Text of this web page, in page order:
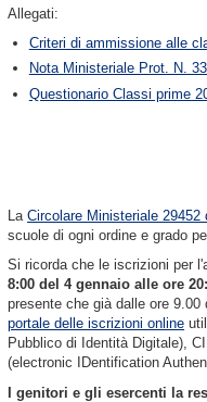
Allegati:
Criteri di ammissione alle
Nota Ministeriale Prot. N.
Questionario Classi prime
LaCircolare Ministeriale 29452
scuole di ogni ordine e grado
Si ricorda che le iscrizioni per
8:00 del 4 gennaio alle ore
presente che già dalle ore
portale delle iscrizioni online
Pubblico di Identità Digitale),
(electronic IDentification
I genitori e gli esercenti la